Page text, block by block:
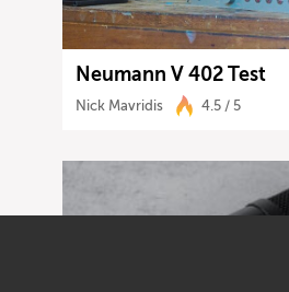
Neumann V 402 Test
Nick Mavridis 4.5 / 5